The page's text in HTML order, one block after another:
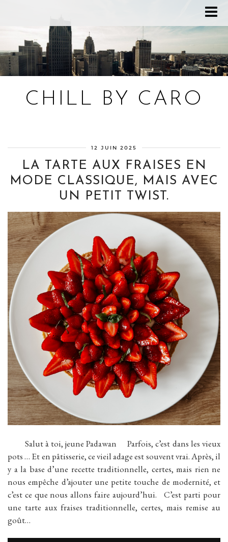
CHILL BY CARO
12 JUIN 2025
LA TARTE AUX FRAISES EN
MODE CLASSIQUE, MAIS AVEC
UN PETIT TWIST.
Salut à toi, jeune Padawan Parfois, c’est dans les vieux
pots … Et en pâtisserie, ce vieil adage est souvent vrai. Après, il
y a la base d’une recette traditionnelle, certes, mais rien ne
nous empêche d’ajouter une petite touche de modernité, et
c’est ce que nous allons faire aujourd’hui. C’est parti pour
une tarte aux fraises traditionnelle, certes, mais remise au
goût…